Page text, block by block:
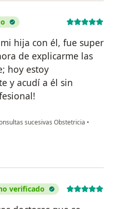
hija con él, fue super
de explicarme las
hoy estoy
y acudí a él sin
sucesivas Obstetricia •
verificado